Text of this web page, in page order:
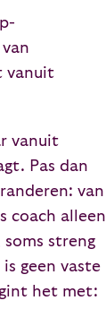
vanuit
vanuit
Pas dan
van
coach alleen
streng
geen vaste
het met: